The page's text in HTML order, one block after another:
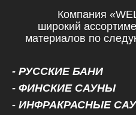
Компания
широкий
материалов по
- РУССКИЕ БАНИ
- ФИНСКИЕ САУНЫ
- ИНФРАКРАСНЫЕ